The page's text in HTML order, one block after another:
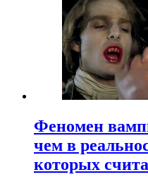
Феномен
чем в
которых